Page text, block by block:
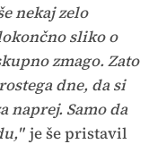
nekaj zelo
sliko o
zmago. Zato
dne, da si
naprej. Samo da
je še pristavil